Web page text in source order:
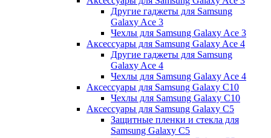
Другие гаджеты для Samsung
Galaxy Ace 3
Чехлы для Samsung Galaxy Ace 3
Аксессуары для Samsung Galaxy Ace 4
Другие гаджеты для Samsung
Galaxy Ace 4
Чехлы для Samsung Galaxy Ace 4
Аксессуары для Samsung Galaxy C10
Чехлы для Samsung Galaxy C10
Аксессуары для Samsung Galaxy C5
Защитные пленки и стекла для
Samsung Galaxy C5